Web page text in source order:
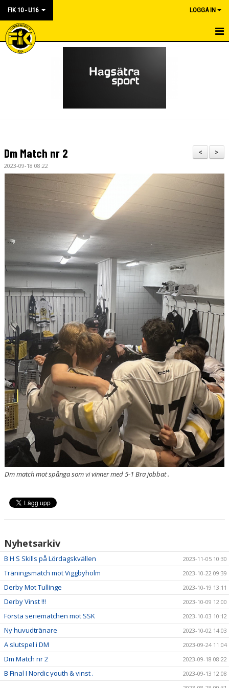
FIK 10 - U16 LOGGA IN
HEM
DOKUMENT
KONTAKT
>
<
Dm Match nr 2
2023-09-18 08:22
Dm match mot spånga som vi vinner med 5-1 Bra jobbat .
Nyhetsarkiv
B H S Skills på Lördagskvällen 2023-11-05 10:30
Träningsmatch mot Viggbyholm 2023-10-22 09:39
Derby Mot Tullinge 2023-10-19 13:11
Derby Vinst !!! 2023-10-09 12:00
Första seriematchen mot SSK 2023-10-03 10:12
Ny huvudtränare 2023-10-02 14:03
A slutspel i DM 2023-09-24 11:04
Dm Match nr 2 2023-09-18 08:22
B Final I Nordic youth & vinst .
2023-09-13 12:08